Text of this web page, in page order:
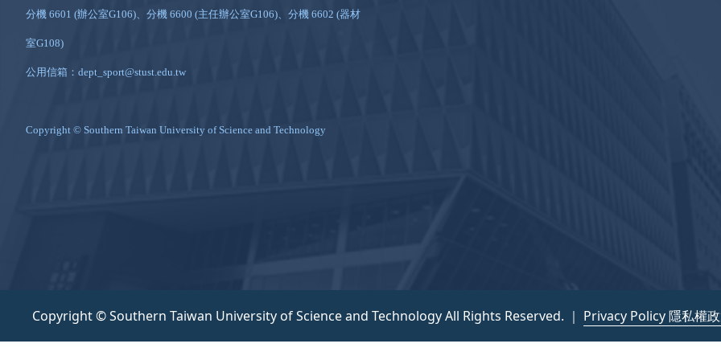
分機 6601 (辦公室G106)、分機 6600 (主任辦公室G106)、分機 6602 (器材
室G108)
公用信箱：dept_sport@stust.edu.tw
Copyright © Southern Taiwan University of Science and Technology
Copyright © Southern Taiwan University of Science and Technology All Rights Reserved. ｜ Privacy Policy 隱私權